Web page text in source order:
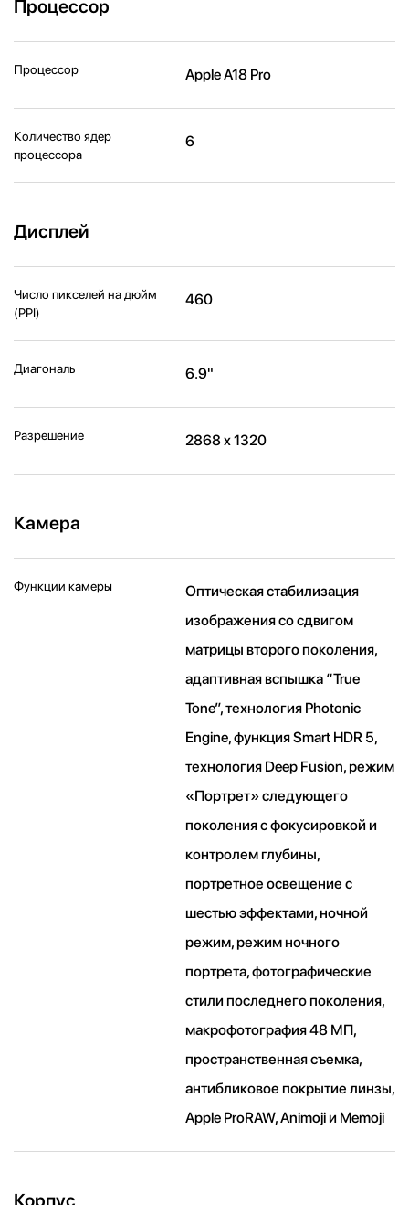
Процессор
Процессор Apple A18 Pro
Количество ядер
процессора
6
Дисплей
Число пикселей на дюйм
(PPI)
460
Диагональ 6.9"
Разрешение 2868 x 1320
Камера
Функции камеры
Оптическая стабилизация
изображения со сдвигом
матрицы второго поколения,
адаптивная вспышка “True
Tone”, технология Photonic
Engine, функция Smart HDR 5,
технология Deep Fusion, режим
«Портрет» следующего
поколения с фокусировкой и
контролем глубины,
портретное освещение с
шестью эффектами, ночной
режим, режим ночного
портрета, фотографические
стили последнего поколения,
макрофотография 48 МП,
пространственная съемка,
антибликовое покрытие линзы,
Apple ProRAW, Animoji и Memoji
Корпус